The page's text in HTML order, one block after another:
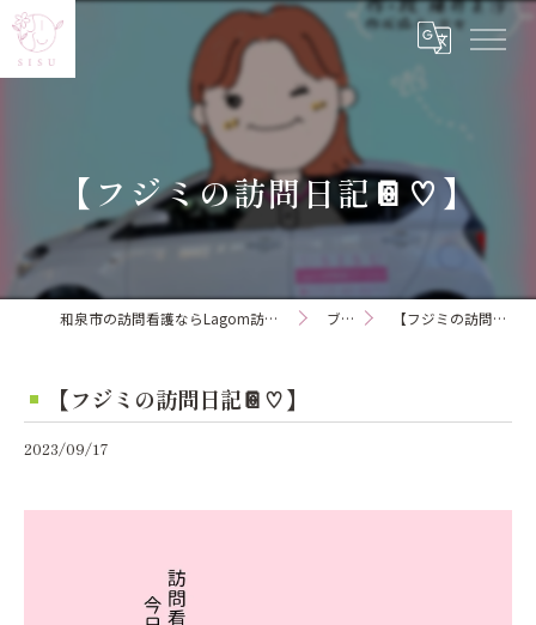
【フジミの訪問日記📔♡】
和泉市の訪問看護ならLagom訪問看護ステーション ブログ 【フジミの訪問日記📔♡】
【フジミの訪問日記📔♡】
2023/09/17